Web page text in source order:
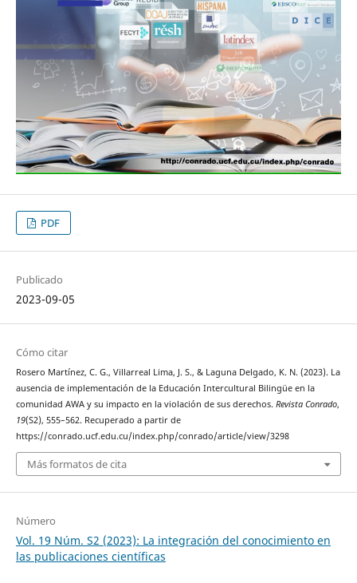
PDF
Publicado
2023-09-05
Cómo citar
Rosero Martínez, C. G., Villarreal Lima, J. S., & Laguna Delgado, K. N. (2023). La
ausencia de implementación de la Educación Intercultural Bilingüe en la
comunidad AWA y su impacto en la violación de sus derechos. Revista Conrado,
19(S2), 555–562. Recuperado a partir de
https://conrado.ucf.edu.cu/index.php/conrado/article/view/3298
Más formatos de cita
Número
Vol. 19 Núm. S2 (2023): La integración del conocimiento en
las publicaciones científicas